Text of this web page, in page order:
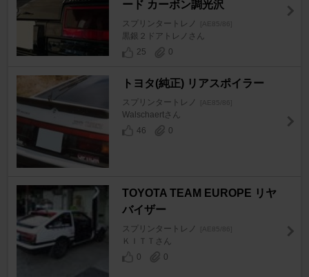
ード カーボン調光沢
スプリンタートレノ [AE85/86]
黒銀２ドアトレノさん
25
0
トヨタ(純正) リアスポイラー
スプリンタートレノ [AE85/86]
Walschaertさん
46
0
TOYOTA TEAM EUROPE リヤ
バイザー
スプリンタートレノ [AE85/86]
ＫＩＴＴさん
0
0